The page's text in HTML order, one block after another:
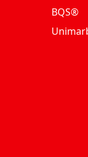
BQS®